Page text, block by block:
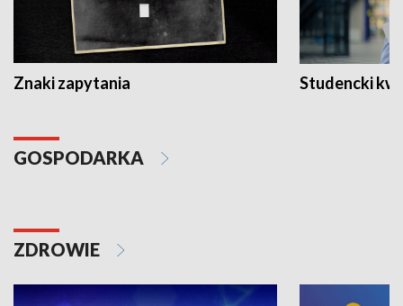
Znaki zapytania Studencki
GOSPODARKA
ZDROWIE